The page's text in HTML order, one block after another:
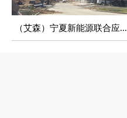
（艾森）宁夏新能源联合应...